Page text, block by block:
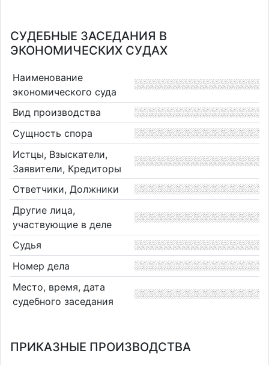
СУДЕБНЫЕ ЗАСЕДАНИЯ В
ЭКОНОМИЧЕСКИХ СУДАХ
Наименование
экономического суда
Вид производства
Сущность спора
Истцы, Взыскатели,
Заявители, Кредиторы
Ответчики, Должники
Другие лица,
участвующие в деле
Судья
Номер дела
Место, время, дата
судебного заседания
ПРИКАЗНЫЕ ПРОИЗВОДСТВА